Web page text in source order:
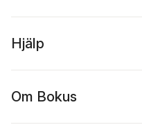
Hjälp
Om Bokus